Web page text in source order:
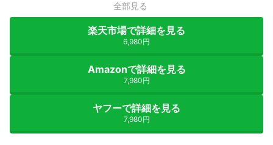
全部見る
楽天市場で詳細を見る
6,980円
Amazonで詳細を見る
7,980円
ヤフーで詳細を見る
7,980円